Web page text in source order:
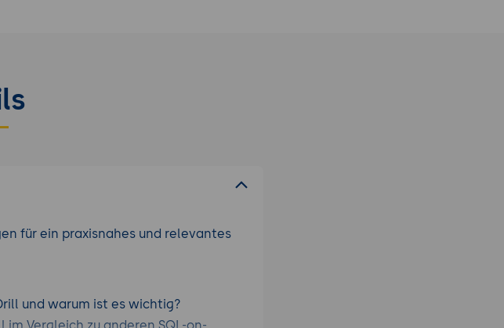
für ein praxisnahes und relevantes
und warum ist es wichtig?
Vergleich zu anderen SQL-on-